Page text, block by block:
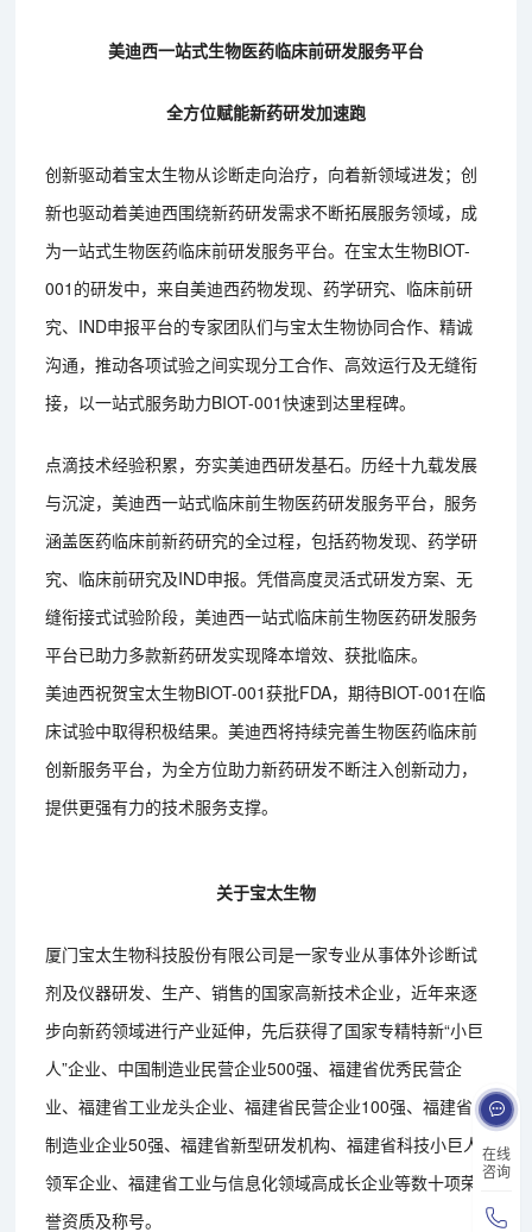
在线
咨询
美迪西一站式生物医药临床前研发服务平台
全方位赋能新药研发加速跑
创新驱动着宝太生物从诊断走向治疗，向着新领域进发；创
新也驱动着美迪西围绕新药研发需求不断拓展服务领域，成
为一站式生物医药临床前研发服务平台。在宝太生物BIOT-
001的研发中，来自美迪西药物发现、药学研究、临床前研
究、IND申报平台的专家团队们与宝太生物协同合作、精诚
沟通，推动各项试验之间实现分工合作、高效运行及无缝衔
接，以一站式服务助力BIOT-001快速到达里程碑。
点滴技术经验积累，夯实美迪西研发基石。历经十九载发展
与沉淀，美迪西一站式临床前生物医药研发服务平台，服务
涵盖医药临床前新药研究的全过程，包括药物发现、药学研
究、临床前研究及IND申报。凭借高度灵活式研发方案、无
缝衔接式试验阶段，美迪西一站式临床前生物医药研发服务
平台已助力多款新药研发实现降本增效、获批临床。
美迪西祝贺宝太生物BIOT-001获批FDA，期待BIOT-001在临
床试验中取得积极结果。美迪西将持续完善生物医药临床前
创新服务平台，为全方位助力新药研发不断注入创新动力，
提供更强有力的技术服务支撑。
关于宝太生物
厦门宝太生物科技股份有限公司是一家专业从事体外诊断试
剂及仪器研发、生产、销售的国家高新技术企业，近年来逐
步向新药领域进行产业延伸，先后获得了国家专精特新“小巨
人”企业、中国制造业民营企业500强、福建省优秀民营企
业、福建省工业龙头企业、福建省民营企业100强、福建省
制造业企业50强、福建省新型研发机构、福建省科技小巨人
领军企业、福建省工业与信息化领域高成长企业等数十项荣
誉资质及称号。